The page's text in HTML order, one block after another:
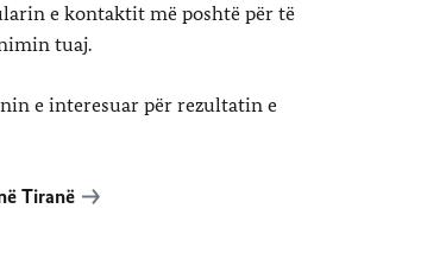
e kontaktit më poshtë për të
tuaj.
e interesuar për rezultatin e
Tiranë